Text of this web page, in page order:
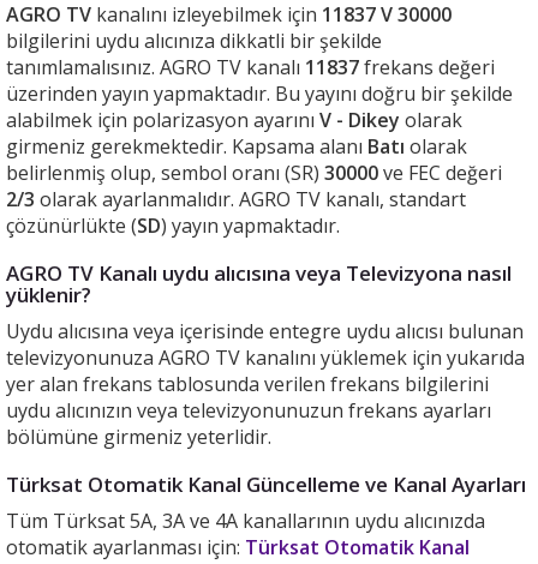
AGRO TV kanalını izleyebilmek için 11837 V 30000
bilgilerini uydu alıcınıza dikkatli bir şekilde
tanımlamalısınız. AGRO TV kanalı 11837frekans değeri
üzerinden yayın yapmaktadır. Bu yayını doğru bir şekilde
alabilmek için polarizasyon ayarını V - Dikey olarak
girmeniz gerekmektedir. Kapsama alanı Batı olarak
belirlenmiş olup, sembol oranı (SR) 30000ve FEC değeri
2/3 olarak ayarlanmalıdır. AGRO TV kanalı, standart
çözünürlükte (SD) yayın yapmaktadır.
AGRO TV Kanalı uydu alıcısına veya Televizyona nasıl
yüklenir?
Uydu alıcısına veya içerisinde entegre uydu alıcısı bulunan
televizyonunuza AGRO TV kanalını yüklemek için yukarıda
yer alan frekans tablosunda verilen frekans bilgilerini
uydu alıcınızın veya televizyonunuzun frekans ayarları
bölümüne girmeniz yeterlidir.
Türksat Otomatik Kanal Güncelleme ve Kanal Ayarları
Tüm Türksat 5A, 3A ve 4A kanallarının uydu alıcınızda
otomatik ayarlanması için: Türksat Otomatik Kanal